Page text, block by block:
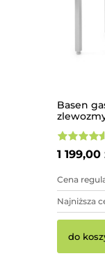
Basen
1 199,00
Cena
Najniższa
do